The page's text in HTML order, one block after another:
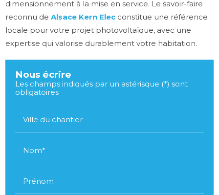
dimensionnement à la mise en service. Le savoir-faire
reconnu deAlsace Kern Elec constitue une référence
locale pour votre projet photovoltaïque, avec une
expertise qui valorise durablement votre habitation.
Nous écrire
Les champs indiqués par un astérisque (*) sont
obligatoires
Ville du chantier
Nom*
Prénom